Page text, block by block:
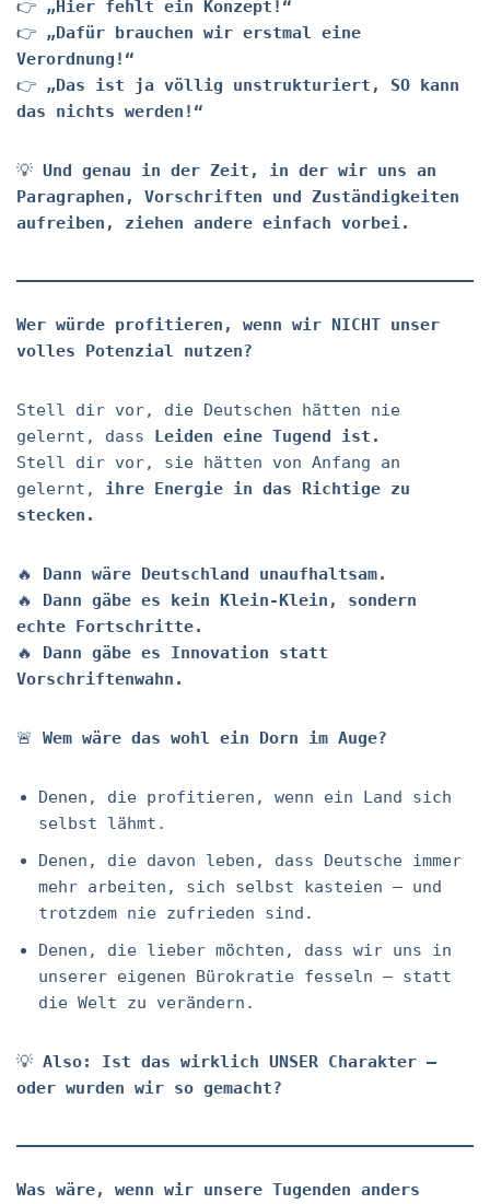
👉 „Hier fehlt ein Konzept!“
👉 „Dafür brauchen wir erstmal eine
Verordnung!“
👉 „Das ist ja völlig unstrukturiert, SO kann
das nichts werden!“
💡 Und genau in der Zeit, in der wir uns an
Paragraphen, Vorschriften und Zuständigkeiten
aufreiben, ziehen andere einfach vorbei.
Wer würde profitieren, wenn wir NICHT unser
volles Potenzial nutzen?
Stell dir vor, die Deutschen hätten nie
gelernt, dass Leiden eine Tugend ist.
Stell dir vor, sie hätten von Anfang an
gelernt, ihre Energie in das Richtige zu
stecken.
🔥 Dann wäre Deutschland unaufhaltsam.
🔥 Dann gäbe es kein Klein-Klein, sondern
echte Fortschritte.
🔥 Dann gäbe es Innovation statt
Vorschriftenwahn.
🚨 Wem wäre das wohl ein Dorn im Auge?
Denen, die profitieren, wenn ein Land sich
selbst lähmt.
Denen, die davon leben, dass Deutsche immer
mehr arbeiten, sich selbst kasteien – und
trotzdem nie zufrieden sind.
Denen, die lieber möchten, dass wir uns in
unserer eigenen Bürokratie fesseln – statt
die Welt zu verändern.
💡 Also: Ist das wirklich UNSER Charakter –
oder wurden wir so gemacht?
Was wäre, wenn wir unsere Tugenden anders